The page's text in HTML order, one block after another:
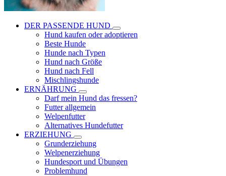
DER PASSENDE HUND
Hund kaufen oder adoptieren
Beste Hunde
Hunde nach Typen
Hund nach Größe
Hund nach Fell
Mischlingshunde
ERNÄHRUNG
Darf mein Hund das fressen?
Futter allgemein
Welpenfutter
Alternatives Hundefutter
ERZIEHUNG
Grunderziehung
Welpenerziehung
Hundesport und Übungen
Problemhund